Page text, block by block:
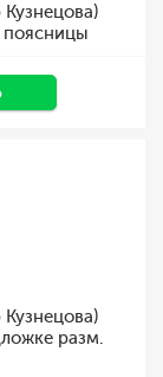
поясницы
разм.